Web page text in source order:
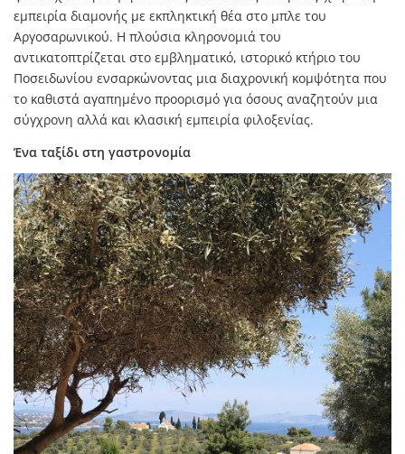
εμπειρία διαμονής με εκπληκτική θέα στο μπλε του
Αργοσαρωνικού. Η πλούσια κληρονομιά του
αντικατοπτρίζεται στο εμβληματικό, ιστορικό κτήριο του
Ποσειδωνίου ενσαρκώνοντας μια διαχρονική κομψότητα που
το καθιστά αγαπημένο προορισμό για όσους αναζητούν μια
σύγχρονη αλλά και κλασική εμπειρία φιλοξενίας.
Ένα ταξίδι στη γαστρονομία